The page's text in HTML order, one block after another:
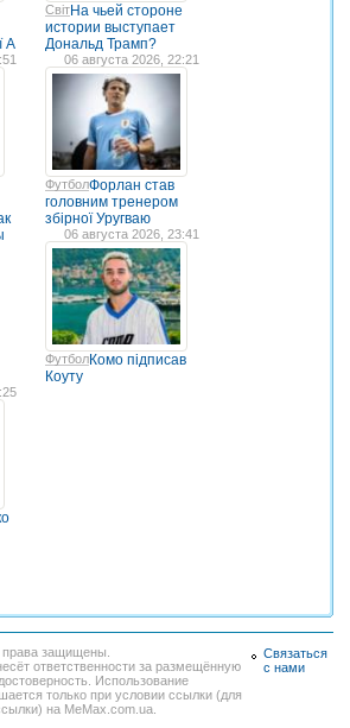
А
СвітНа чьей стороне
истории выступает
Дональд Трамп?
06 августа 2026, 22:21
ФутболФорлан став
головним тренером
збірної Уругваю
06 августа 2026, 23:41
ФутболКомо підписав
Коуту
права защищены.
ответственности за размещённую
Использование
только при условии ссылки (для
на MeMax.com.ua.
Связаться
с нами